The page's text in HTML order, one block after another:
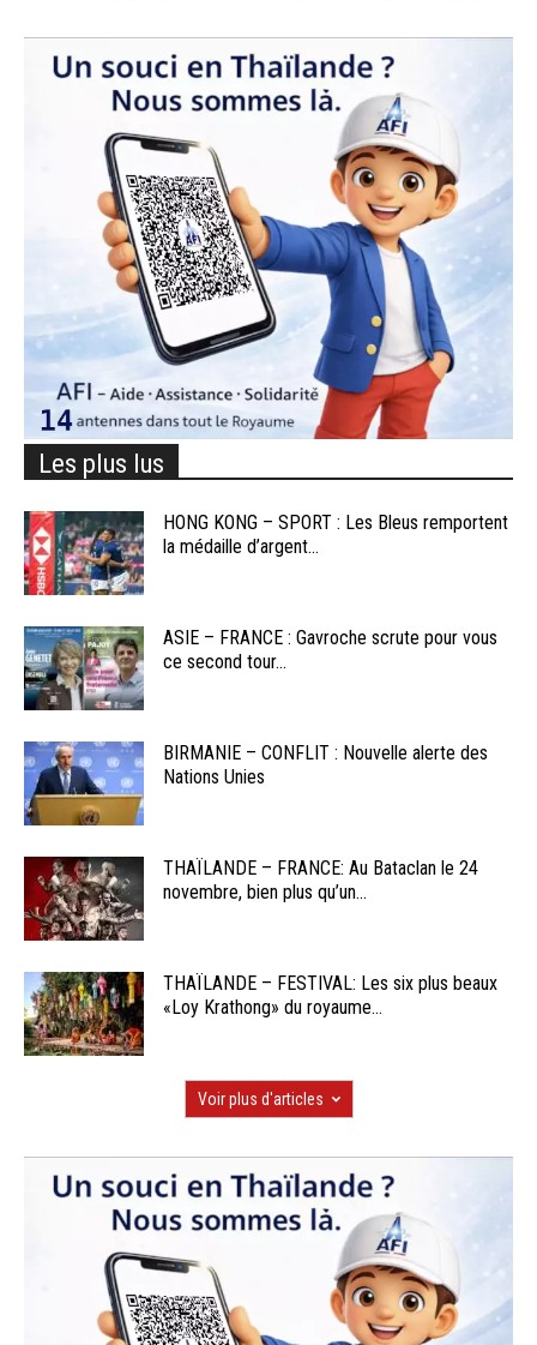
Les plus lus
HONG KONG – SPORT : Les Bleus remportent
la médaille d’argent...
ASIE – FRANCE : Gavroche scrute pour vous
ce second tour...
BIRMANIE – CONFLIT : Nouvelle alerte des
Nations Unies
THAÏLANDE – FRANCE: Au Bataclan le 24
novembre, bien plus qu’un...
THAÏLANDE – FESTIVAL: Les six plus beaux
«Loy Krathong» du royaume...
Voir plus d'articles